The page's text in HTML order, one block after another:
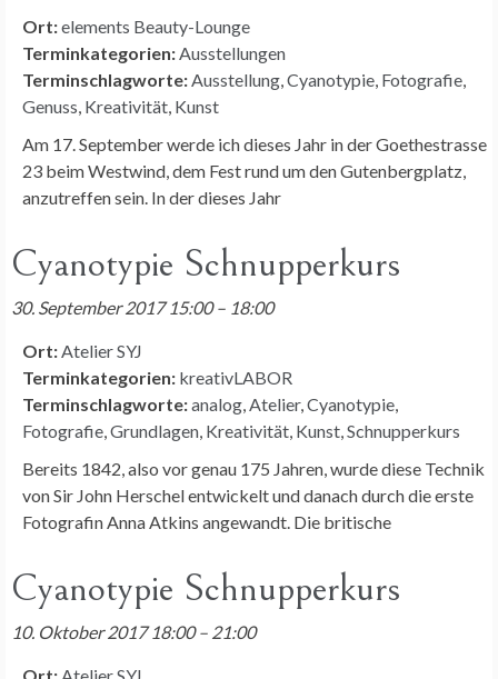
Ort:elements Beauty-Lounge
Terminkategorien: Ausstellungen
Terminschlagworte: Ausstellung Cyanotypie Fotografie
Genuss Kreativität Kunst
Am 17. September werde ich dieses Jahr in der Goethestrasse
23 beim Westwind, dem Fest rund um den Gutenbergplatz,
anzutreffen sein. In der dieses Jahr
Cyanotypie Schnupperkurs
30. September 2017 15:00– 18:00
Ort: Atelier SYJ
Terminkategorien: kreativLABOR
Terminschlagworte:analog Atelier, Cyanotypie
Fotografie Grundlagen Kreativität Kunst Schnupperkurs
Bereits 1842, also vor genau 175 Jahren, wurde diese Technik
von Sir John Herschel entwickelt und danach durch die erste
Fotografin Anna Atkins angewandt. Die britische
Cyanotypie Schnupperkurs
10. Oktober 2017 18:00– 21:00
Ort: Atelier SYJ